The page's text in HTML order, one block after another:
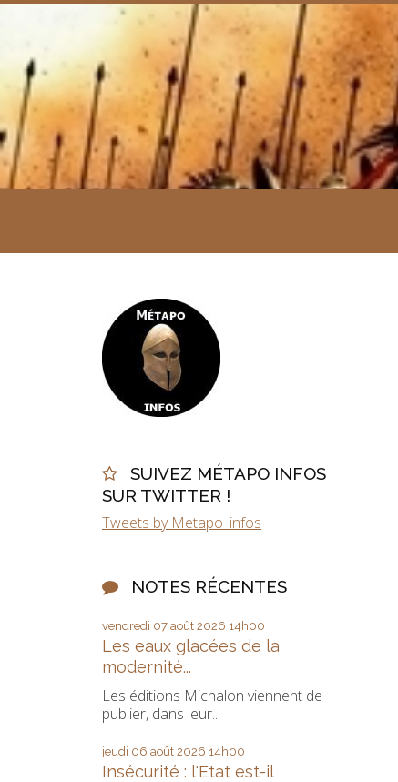
SUIVEZ MÉTAPO INFOS
SUR TWITTER !
Tweets by Metapo_infos
NOTES RÉCENTES
vendredi 07 août 2026 14h00
Les eaux glacées de la
modernité...
Les éditions Michalon viennent de
publier, dans leur...
jeudi 06 août 2026 14h00
Insécurité : l'Etat est-il